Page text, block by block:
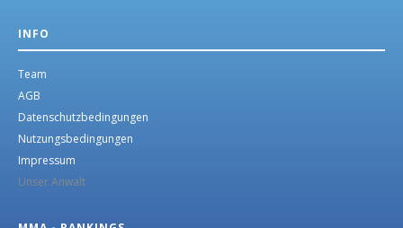
INFO
Team
AGB
Datenschutzbedingungen
Nutzungsbedingungen
Impressum
Unser Anwalt